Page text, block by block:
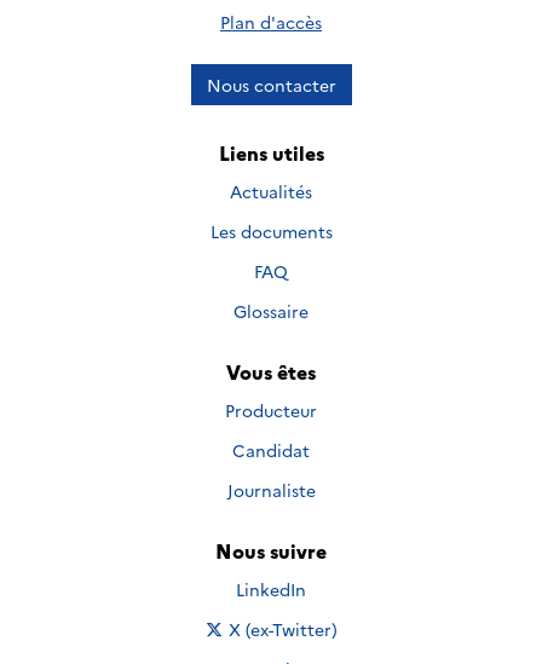
Plan d'accès
Nous contacter
Liens utiles
Actualités
Les documents
FAQ
Glossaire
Vous êtes
Producteur
Candidat
Journaliste
Nous suivre
Nous suivre sur
LinkedIn
Nous suivre sur
X (ex-Twitter)